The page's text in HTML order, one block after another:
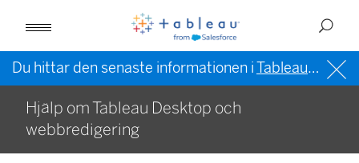
Du hittar den senaste informationen iTableau-hjälpen på engelska (USA)
Hjälp om Tableau Desktop och
webbredigering